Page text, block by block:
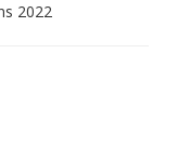
2022